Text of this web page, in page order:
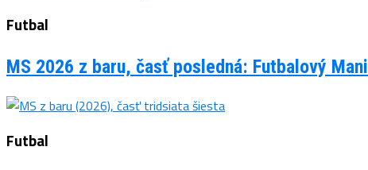
Futbal
MS 2026 z baru, časť posledná: Futbalový
Futbal